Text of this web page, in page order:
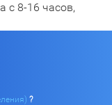
с 8-16 часов,
?